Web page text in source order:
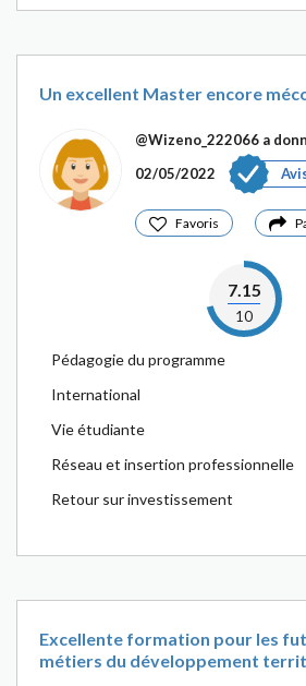
Un excellent Master encore
@Wizeno_222066 a
02/05/2022
Favoris
7.15
10
Pédagogie du programme
International
Vie étudiante
Réseau et insertion professionnelle
Retour sur investissement
Excellente formation pour les
métiers du développement